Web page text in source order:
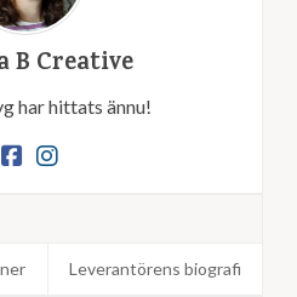
B Creative
har hittats ännu!
Leverantörens biografi